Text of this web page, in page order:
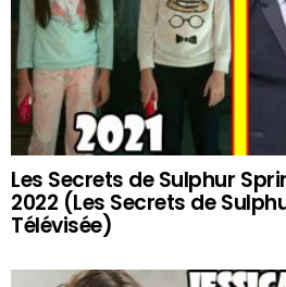
Les Secrets de Sulphur
2022 (Les Secrets de
Télévisée)